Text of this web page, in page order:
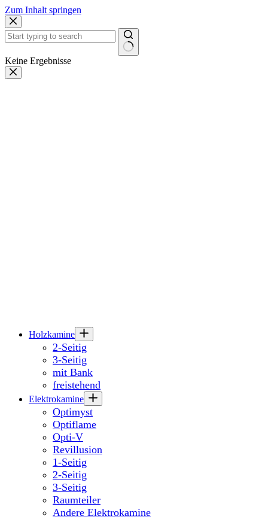
Zum Inhalt springen
Keine Ergebnisse
Holzkamine
2-Seitig
3-Seitig
mit Bank
freistehend
Elektrokamine
Optimyst
Optiflame
Opti-V
Revillusion
1-Seitig
2-Seitig
3-Seitig
Raumteiler
Andere Elektrokamine